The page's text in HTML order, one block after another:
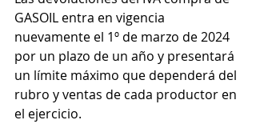
GASOIL entra en vigencia
nuevamente el 1º de marzo de 2024
por un plazo de un año y presentará
un límite máximo que dependerá del
rubro y ventas de cada productor en
el ejercicio.